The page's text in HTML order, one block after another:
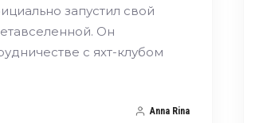
запустил свой
Он
с яхт-клубом
Anna Rina